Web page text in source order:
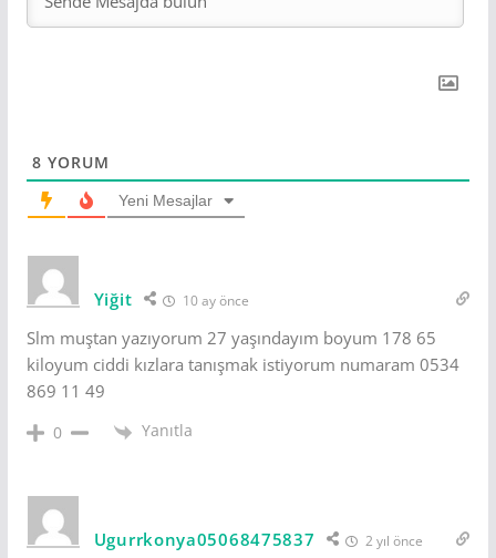
8 YORUM
Yeni Mesajlar
Yiğit 10 ay önce
Slm muştan yazıyorum 27 yaşındayım boyum 178 65
kiloyum ciddi kızlara tanışmak istiyorum numaram 0534
869 11 49
0 Yanıtla
Ugurrkonya05068475837 2 yıl önce